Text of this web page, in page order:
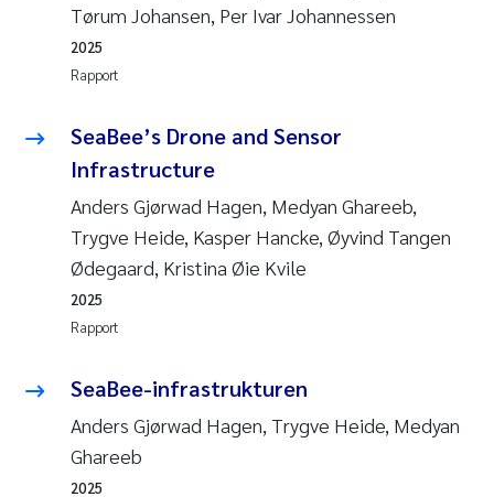
Tørum Johansen, Per Ivar Johannessen
Rapport
2025
SeaBee’s Drone and Sensor
Infrastructure
Anders Gjørwad Hagen, Medyan Ghareeb,
Trygve Heide, Kasper Hancke, Øyvind Tangen
Ødegaard, Kristina Øie Kvile
Rapport
2025
SeaBee-infrastrukturen
Anders Gjørwad Hagen, Trygve Heide, Medyan
Ghareeb
2025